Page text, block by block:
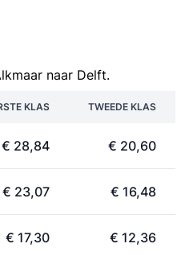
naar Delft.
KLAS TWEEDE KLAS
€ 28,84 € 20,60
€ 23,07 € 16,48
€ 17,30 € 12,36